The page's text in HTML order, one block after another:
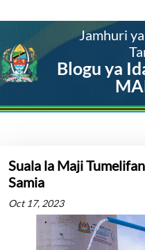
Jamhuri
Blogu ya
Suala la Maji
Samia
Oct 17, 2023